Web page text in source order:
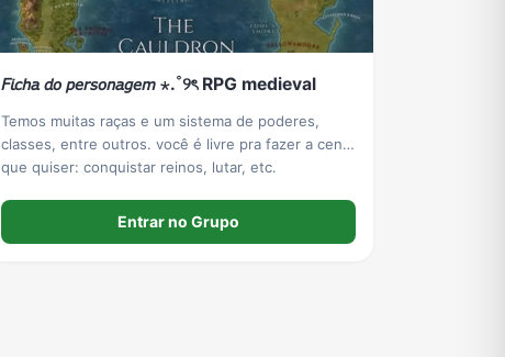
𝘍𝘪𝘤𝘩𝘢 𝘥𝘰 𝘱𝘦𝘳𝘴𝘰𝘯𝘢𝘨𝘦𝘮 ⋆.˚୨ৎ RPG medieval
Temos muitas raças e um sistema de poderes,
classes, entre outros. você é livre pra fazer a cena
que quiser: conquistar reinos, lutar, etc.
Entrar no Grupo